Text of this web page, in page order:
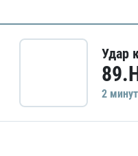
Удар
2